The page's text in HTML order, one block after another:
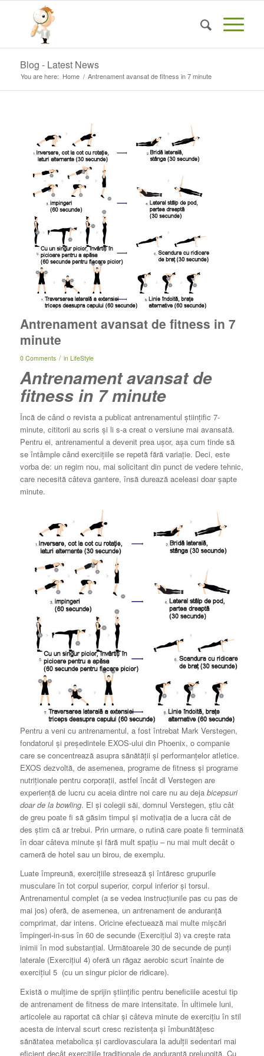
Blog - Latest News
You are here: Home / Antrenament avansat de fitness in 7 minute
Antrenament avansat de fitness in 7
minute
0 Comments / in LifeStyle
Antrenament avansat de
fitness in 7 minute
Încă de când o revista a publicat antrenamentul științific 7-
minute, cititorii au scris și li s-a creat o versiune mai avansată.
Pentru ei, antrenamentul a devenit prea ușor, așa cum tinde să
se întâmple când exercițiile se repetă fără variație. Deci, este
vorba de: un regim nou, mai solicitant din punct de vedere tehnic,
care necesită câteva gantere, însă durează aceleasi doar șapte
minute.
Pentru a veni cu antrenamentul, a fost întrebat Mark Verstegen,
fondatorul și președintele EXOS-ului din Phoenix, o companie
care se concentrează asupra sănătății și performanțelor atletice.
EXOS dezvoltă, de asemenea, programe de fitness și programe
nutriționale pentru corporații, astfel încât dl Verstegen are
experiență de lucru cu aceia dintre noi care nu au deja bicepsuri
doar de la bowling. El și colegii săi, domnul Verstegen, știu cât
de greu poate fi să găsim timpul și motivația de a lucra cât de
des știm că ar trebui. Prin urmare, o rutină care poate fi terminată
în doar câteva minute și fără mult spațiu – nu mai mult decât o
cameră de hotel sau un birou, de exemplu.
Luate împreună, exercițiile stresează și întăresc grupurile
musculare în tot corpul superior, corpul inferior și torsul.
Antrenamentul complet (a se vedea instrucțiunile pas cu pas de
mai jos) oferă, de asemenea, un antrenament de anduranță
comprimat, dar intens. Oricine efectuează mai multe mișcări
împingeri-in-sus în 60 de secunde (Exercițiul 3) va crește rata
inimii în mod substanțial. Următoarele 30 de secunde de punți
laterale (Exercițiul 4) oferă un răgaz aerobic scurt înainte de
exercițiul 5 (cu un singur picior de ridicare).
Există o mulțime de sprijin științific pentru beneficiile acestui tip
de antrenament de fitness de mare intensitate. În ultimele luni,
articolele au raportat că chiar și câteva minute de exercițiu în stil
acesta de interval scurt cresc rezistența și îmbunătățesc
sănătatea metabolica și cardiovasculara la adulții sedentari mai
eficient decât exercițiile tradiționale de anduranță prelungită. Cu